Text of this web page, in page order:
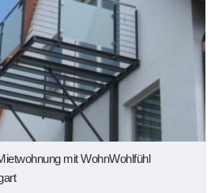
mit WohnWohlfühl